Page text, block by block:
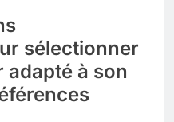
sélectionner
adapté à son